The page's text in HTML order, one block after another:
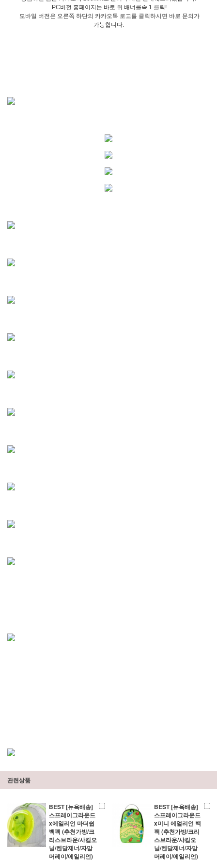
PC버전 홈페이지는 바로 위 배너를속 1 클릭!
모바일 버전은 오른쪽 하단의 카카오톡 로고를 클릭하시면 바로 문의가
가능합니다.
관련상품
BEST [뉴욕배송]
스프레이그라운드
x에일리언 마더쉽
백팩 (추천가방/크
리스브라운/샤킬오
닐/켄달제너/자말
머레이/에일리언)
BEST [뉴욕배송]
스프레이그라운드
x미니 에얼리언 백
팩 (추천가방/크리
스브라운/샤킬오
닐/켄달제너/자말
머레이/에일리언)